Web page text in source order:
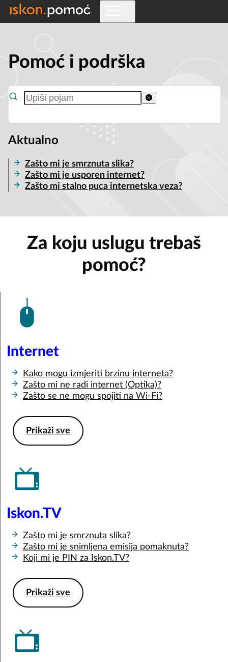
Pomoć i podrška
Aktualno
Zašto mi je smrznuta slika?
Zašto mi je usporen internet?
Zašto mi stalno puca internetska veza?
Za koju uslugu trebaš
pomoć?
Internet
Kako mogu izmjeriti brzinu interneta?
Zašto mi ne radi internet (Optika)?
Zašto se ne mogu spojiti na Wi-Fi?
Prikaži sve
Iskon.TV
Zašto mi je smrznuta slika?
Zašto mi je snimljena emisija pomaknuta?
Koji mi je PIN za Iskon.TV?
Prikaži sve